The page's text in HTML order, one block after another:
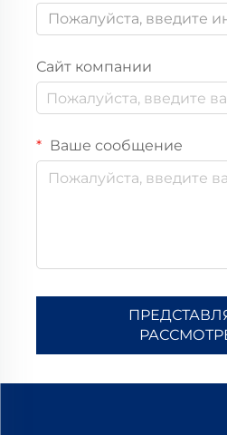
Пожалуйста, введите
Сайт компании
Ваше сообщение